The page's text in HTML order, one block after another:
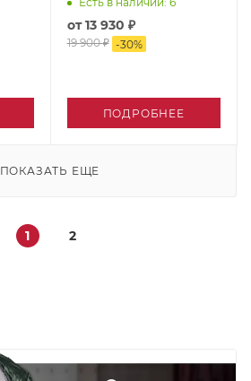
от13 930 ₽
19 900 ₽ -30%
ПОДРОБНЕЕ
ПОКАЗАТЬ ЕЩЕ
1 2